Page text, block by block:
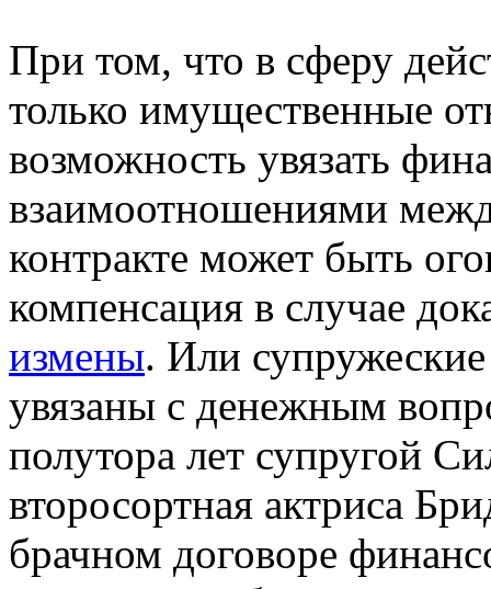
При том, что в сферу
только имущественные
возможность увязать
взаимоотношениями
контракте может быть
компенсация в случае
измены. Или
увязаны с денежным
полутора лет супругой
второсортная актриса
брачном договоре